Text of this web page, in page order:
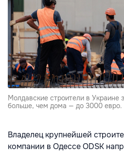
Молдавские строители в Украине
больше, чем дома — до 3000 евро.
Владелец крупнейшей
компании в Одессе ODSK